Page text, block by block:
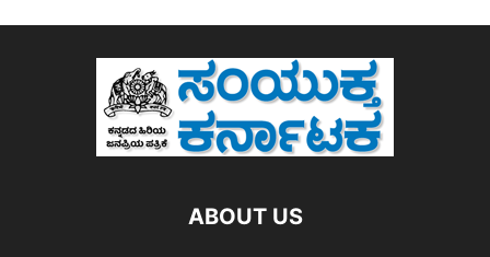
ABOUT US